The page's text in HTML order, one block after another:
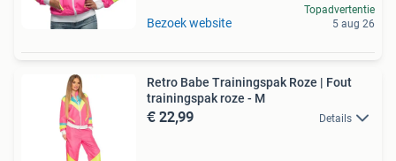
Bezoek website
Topadvertentie
5 aug 26
Retro Babe Trainingspak Roze | Fout
trainingspak roze - M
€ 22,99 Details